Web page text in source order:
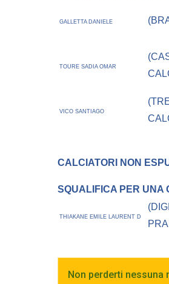
GALLETTA DANIELE
TOURE SADIA OMAR
VICO SANTIAGO
CALCIATORI NON
SQUALIFICA PER UNA
THIAKANE EMILE LAURENT D
Non perderti nessuna